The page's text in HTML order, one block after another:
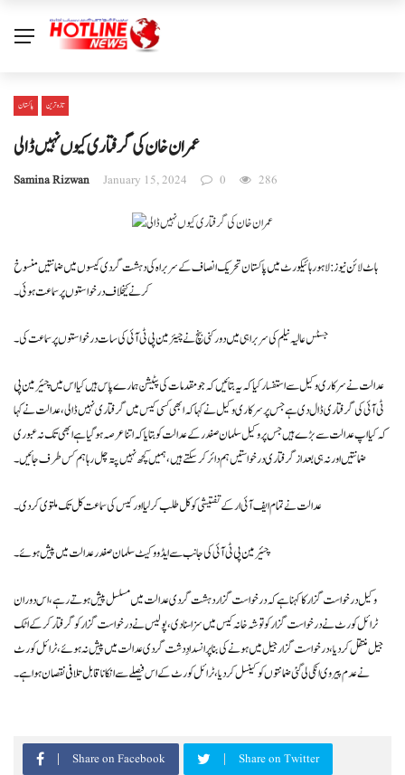
پاکستان تازہ ترین
عمران خان کی گرفتاری کیوں نہیں ڈالی
Samina Rizwan January 15, 2024 0 286
ہاٹ لائن نیوز : لاہور ہائیکورٹ میں پاکستان تحریک انصاف کے سربراہ کی دہشت گردی کیسوں میں ضمانتیں منسوخ
کرنے کیخلاف درخواستوں پر سماعت ہوئی ۔
جسٹس عالیہ نیلم کی سربراہی میں دو رکنی بنچ نے چیئرمین پی ٹی آئی کی سات درخواستوں پر سماعت کی ۔
عدالت نے سرکاری وکیل سے استفسار کیا کہ یہ بتائیں کہ جو مقدمات کی پٹیشن ہمارے پاس ہیں کیا اس میں چئیرمین پی
ٹی آئی کی گرفتاری ڈال دی ہے جس پرسرکاری وکیل نے کہا کہ ابھی کسی کیس میں گرفتاری نہیں ڈالی ، عدالت نے کہا
کہ کیا اپ عدالت سے بڑے ہیں جس پروکیل سلمان صفدر کے عدالت کو بتایا کہ اتناعرصہ ہوگیا ہے ابھی تک نہ عبوری
ضمانتیں اور نہ ہی بعدازگرفتاری درخواستیں ہم دائر کر سکتے ہیں ، ہمیں کچھ نہیں پتہ چل رہا ہم کس طرف جائیں ۔
عدالت نے تمام ایف آئی ار کے تفتیشی کو کل طلب کر لیا اور کیس کی سماعت کل تک ملتوی کر دی ۔
چئیرمین پی ٹی آئی کی جانب سے ایڈووکیٹ سلمان صفدر عدالت میں پیش ہوئے ۔
وکیل درخواست گزار کا کہنا ہے کہ درخواست گزار دہشت گردی عدالت میں مسلسل پیش ہوتے رہے ، اس دوران
ٹرائل کورٹ نے درخواست گزار کو توشہ خانہ کیس میں سزا سنا دی ، پولیس نے درخواست گزار کو گرفتار کرکے اٹک
جیل منتقل کر دیا، درخواست گزار جیل میں ہونے کی بنا پر انسدادِ دشت گردی عدالت میں پیش نہ ہوئے ، ٹرائل کورٹ
نے عدم پیروی انکی لی گئی ضمانتوں کو کینسل کر دیا ، ٹرائل کورٹ کے اس فیصلے سے انکا ناقابل تلافی نقصان ہوا ہے ۔
Share on Facebook Share on Twitter